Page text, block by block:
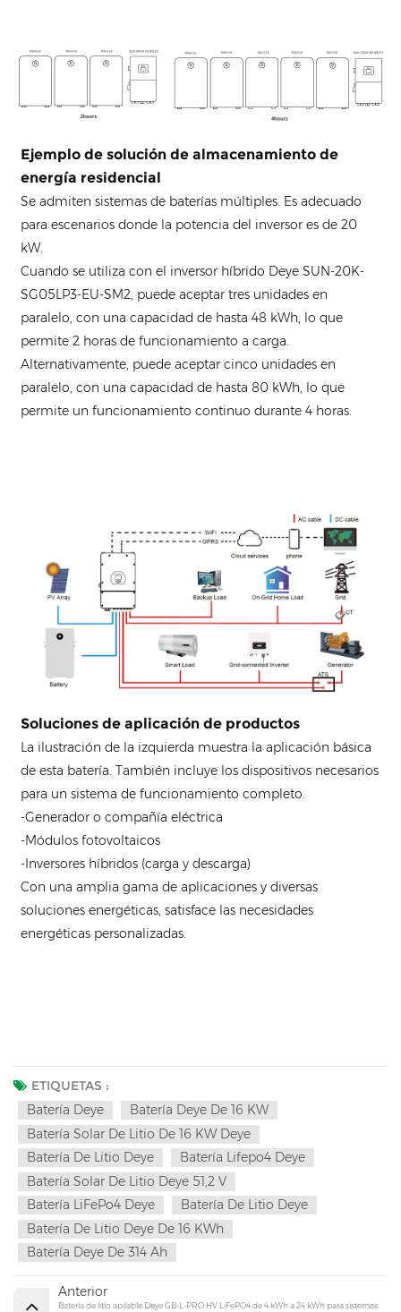
Ejemplo de solución de almacenamiento de
energía residencial
Se admiten sistemas de baterías múltiples. Es adecuado
para escenarios donde la potencia del inversor es de 20
kW.
Cuando se utiliza con el inversor híbrido Deye SUN-20K-
SG05LP3-EU-SM2, puede aceptar tres unidades en
paralelo, con una capacidad de hasta 48 kWh, lo que
permite 2 horas de funcionamiento a carga.
Alternativamente, puede aceptar cinco unidades en
paralelo, con una capacidad de hasta 80 kWh, lo que
permite un funcionamiento continuo durante 4 horas.
Soluciones de aplicación de productos
La ilustración de la izquierda muestra la aplicación básica
de esta batería. También incluye los dispositivos necesarios
para un sistema de funcionamiento completo.
-Generador o compañía eléctrica
-Módulos fotovoltaicos
-Inversores híbridos (carga y descarga)
Con una amplia gama de aplicaciones y diversas
soluciones energéticas, satisface las necesidades
energéticas personalizadas.
ETIQUETAS :
Batería Deye
Batería Deye De 16 KW
Batería Solar De Litio De 16 KW Deye
Batería De Litio Deye
Batería Lifepo4 Deye
Batería Solar De Litio Deye 51,2 V
Batería LiFePo4 Deye
Batería De Litio Deye
Batería De Litio Deye De 16 KWh
Batería Deye De 314 Ah
Anterior
Batería de litio apilable Deye GB-L-PRO HV LiFePO4 de 4 kWh a 24 kWh para sistemas